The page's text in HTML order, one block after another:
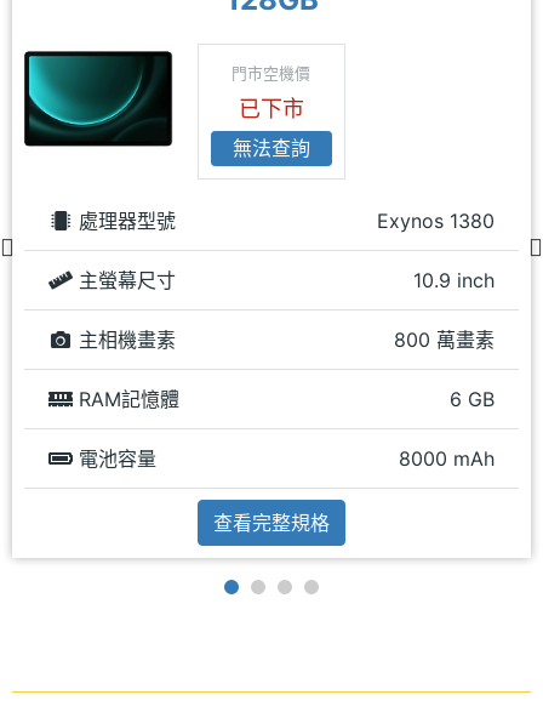
門市空機價
已下市
無法查詢
處理器型號 Exynos 1380
主螢幕尺寸 10.9 inch
主相機畫素 800 萬畫素
RAM記憶體 6 GB
電池容量 8000 mAh
查看完整規格